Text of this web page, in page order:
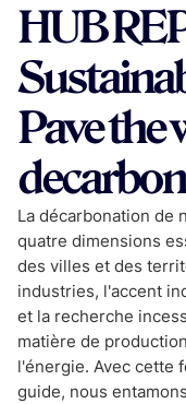
HUB
Pave the
La décarbonation de
quatre dimensions
des villes et des
industries, l'accent
et la recherche
matière de
l'énergie. Avec cette
guide, nous